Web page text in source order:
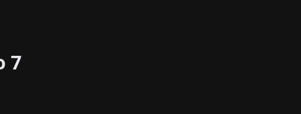
7